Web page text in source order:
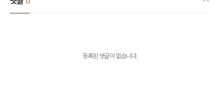
등록된 댓글이 없습니다.